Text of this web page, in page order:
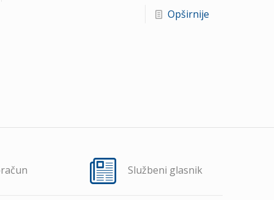
Opširnije
Službeni glasnik